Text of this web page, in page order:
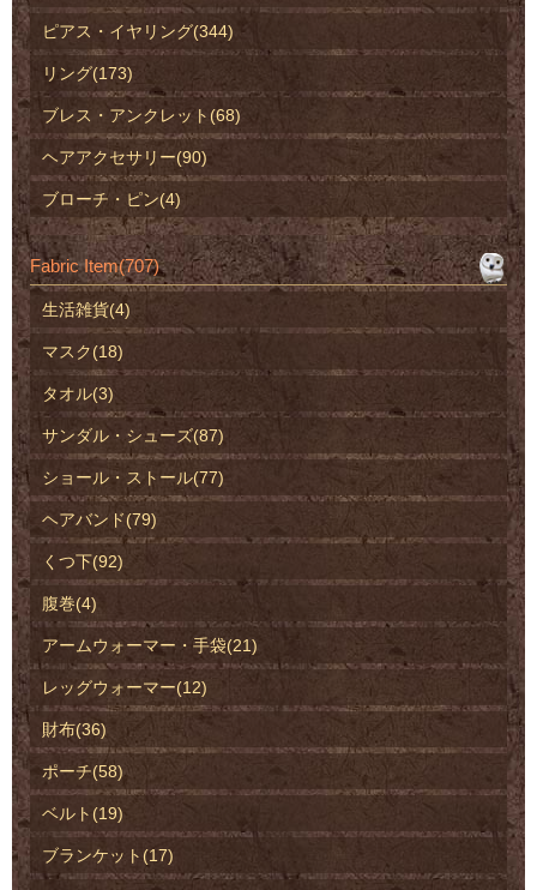
ピアス・イヤリング(344)
リング(173)
ブレス・アンクレット(68)
ヘアアクセサリー(90)
ブローチ・ピン(4)
Fabric Item(707)
生活雑貨(4)
マスク(18)
タオル(3)
サンダル・シューズ(87)
ショール・ストール(77)
ヘアバンド(79)
くつ下(92)
腹巻(4)
アームウォーマー・手袋(21)
レッグウォーマー(12)
財布(36)
ポーチ(58)
ベルト(19)
ブランケット(17)